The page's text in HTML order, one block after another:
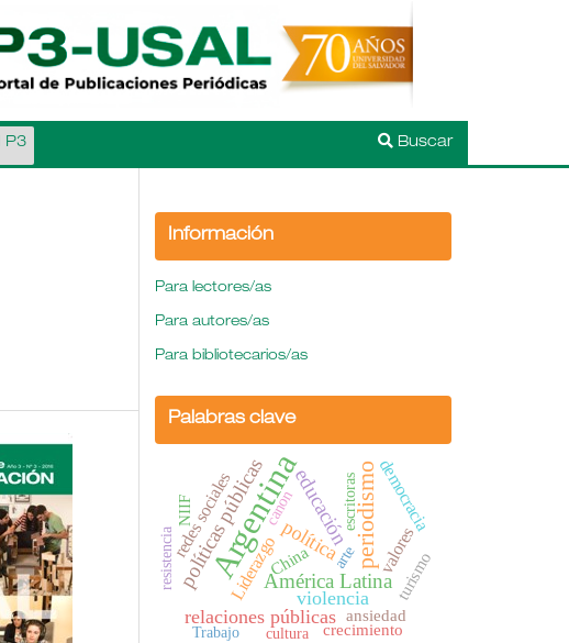
P3 Buscar
Información
Para lectores/as
Para autores/as
Para bibliotecarios/as
Palabras clave
Argentina periodismo
educación
políticas públicasAmérica Latina
política
violencia
relaciones públicas
Liderazgo
redes sociales valores
democracia
China
ansiedad
turismo
crecimiento
NIIF canon
resistencia
escritoras
Trabajo
arte
cultura